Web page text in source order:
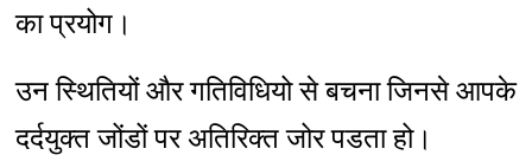
का प्रयोग।
उन स्थितियों और गतिविधियो से बचना जिनसे आपके
दर्दयुक्त जोंडों पर अतिरिक्त जोर पडता हो।